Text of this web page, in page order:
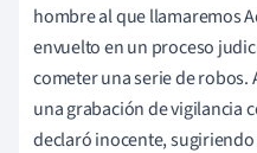
hombre al que llamaremos
envuelto en un proceso
cometer una serie de robos.
una grabación de vigilancia
declaró inocente,